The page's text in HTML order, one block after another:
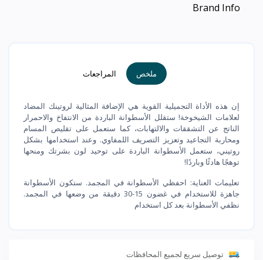
Brand Info
ملخص المراجعات
إن هذه الأداة التجميلية القوية هي الإضافة المثالية لروتينك المضاد
لعلامات الشيخوخة! ستقلل الأسطوانة الباردة من الانتفاخ والاحمرار
الناتج عن التشققات والالتهابات، كما ستعمل على تقليص المسام
ومحاربة التجاعيد وتعزيز التصريف اللمفاوي. وعند استخدامها بشكل
روتيني، ستعمل الأسطوانة الباردة على توحيد لون بشرتك ومنحها
توهجًا هادئًا وباردًا!
تعليمات العناية: احفظي الأسطوانة في المجمد. ستكون الأسطوانة
جاهزة للاستخدام في غضون 15-30 دقيقة من وضعها في المجمد.
نظفي الأسطوانة بعد كل استخدام
توصيل سريع لجميع المحافظات